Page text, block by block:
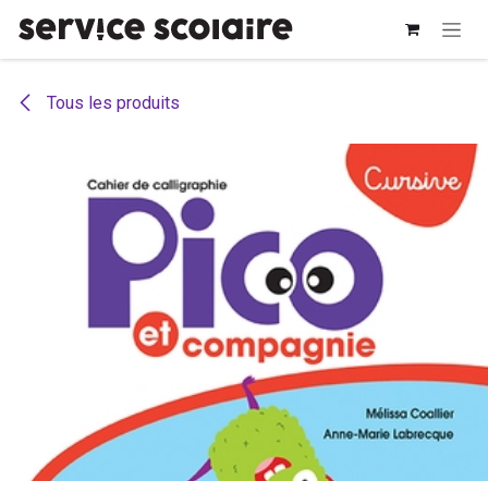
Tous les produits